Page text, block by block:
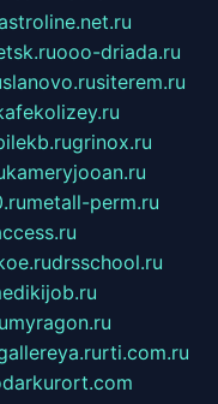
ooo-driada.ru
siterem.ru
grinox.ru
kameryjooan.ru
metall-perm.ru
drsschool.ru
myragon.ru
rti.com.ru